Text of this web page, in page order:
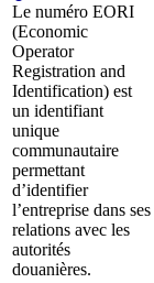
Le numéro EORI
(Economic
Operator
Registration and
Identification) est
un identifiant
unique
communautaire
permettant
d’identifier
l’entreprise dans ses
relations avec les
autorités
douanières.